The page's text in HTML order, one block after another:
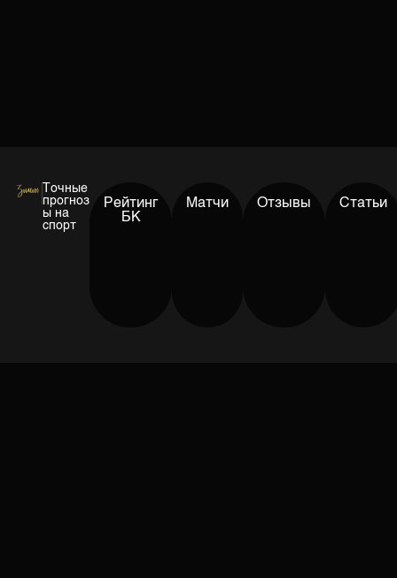
Точные
прогноз
ы на
спорт
Рейтинг
БК
Матчи Отзывы Статьи